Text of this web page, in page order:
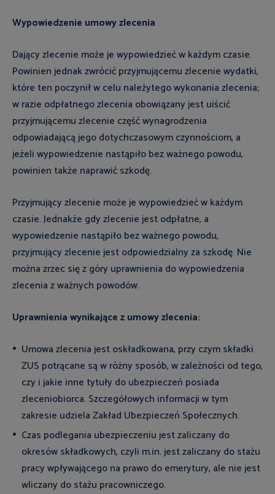
Wypowiedzenie umowy zlecenia
Dający zlecenie może je wypowiedzieć w każdym czasie.
Powinien jednak zwrócić przyjmującemu zlecenie wydatki,
które ten poczynił w celu należytego wykonania zlecenia;
w razie odpłatnego zlecenia obowiązany jest uiścić
przyjmującemu zlecenie część wynagrodzenia
odpowiadającą jego dotychczasowym czynnościom, a
jeżeli wypowiedzenie nastąpiło bez ważnego powodu,
powinien także naprawić szkodę.
Przyjmujący zlecenie może je wypowiedzieć w każdym
czasie. Jednakże gdy zlecenie jest odpłatne, a
wypowiedzenie nastąpiło bez ważnego powodu,
przyjmujący zlecenie jest odpowiedzialny za szkodę. Nie
można zrzec się z góry uprawnienia do wypowiedzenia
zlecenia z ważnych powodów.
Uprawnienia wynikające z umowy zlecenia:
Umowa zlecenia jest oskładkowana, przy czym składki
ZUS potrącane są w różny sposób, w zależności od tego,
czy i jakie inne tytuły do ubezpieczeń posiada
zleceniobiorca. Szczegółowych informacji w tym
zakresie udziela Zakład Ubezpieczeń Społecznych.
Czas podlegania ubezpieczeniu jest zaliczany do
okresów składkowych, czyli m.in. jest zaliczany do stażu
pracy wpływającego na prawo do emerytury, ale nie jest
wliczany do stażu pracowniczego.